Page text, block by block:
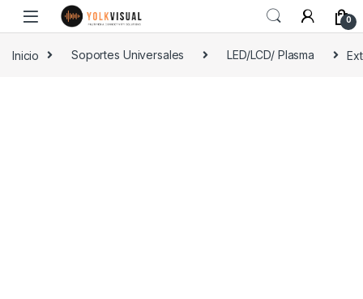
0
Inicio Soportes Universales LED/LCD/ Plasma